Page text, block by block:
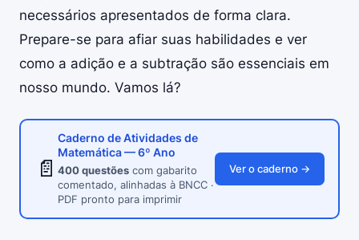
necessários apresentados de forma clara.
Prepare-se para afiar suas habilidades e ver
como a adição e a subtração são essenciais em
nosso mundo. Vamos lá?
📄
Caderno de Atividades de
Matemática — 6º Ano
400 questõescom gabarito
comentado, alinhadas à BNCC ·
PDF pronto para imprimir
Ver o caderno →